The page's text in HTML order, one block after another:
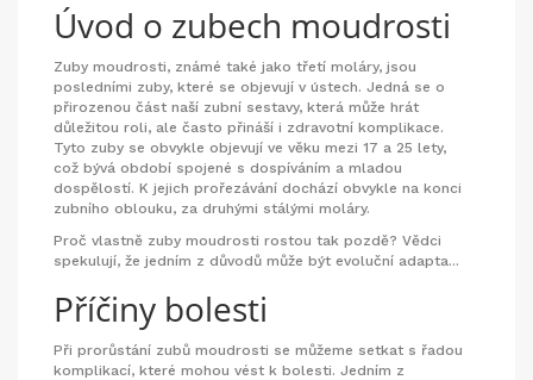
Úvod o zubech moudrosti
Zuby moudrosti, známé také jako třetí moláry, jsou
posledními zuby, které se objevují v ústech. Jedná se o
přirozenou část naší zubní sestavy, která může hrát
důležitou roli, ale často přináší i zdravotní komplikace.
Tyto zuby se obvykle objevují ve věku mezi 17 a 25 lety,
což bývá období spojené s dospíváním a mladou
dospělostí. K jejich prořezávání dochází obvykle na konci
zubního oblouku, za druhými stálými moláry.
Proč vlastně zuby moudrosti rostou tak pozdě? Vědci
spekulují, že jedním z důvodů může být evoluční adapta...
Příčiny bolesti
Při prorůstání zubů moudrosti se můžeme setkat s řadou
komplikací, které mohou vést k bolesti. Jedním z